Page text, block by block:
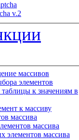
v.2
массивов
элементов
таблицы к значениям в
к массиву
массива
массива
элементов массива